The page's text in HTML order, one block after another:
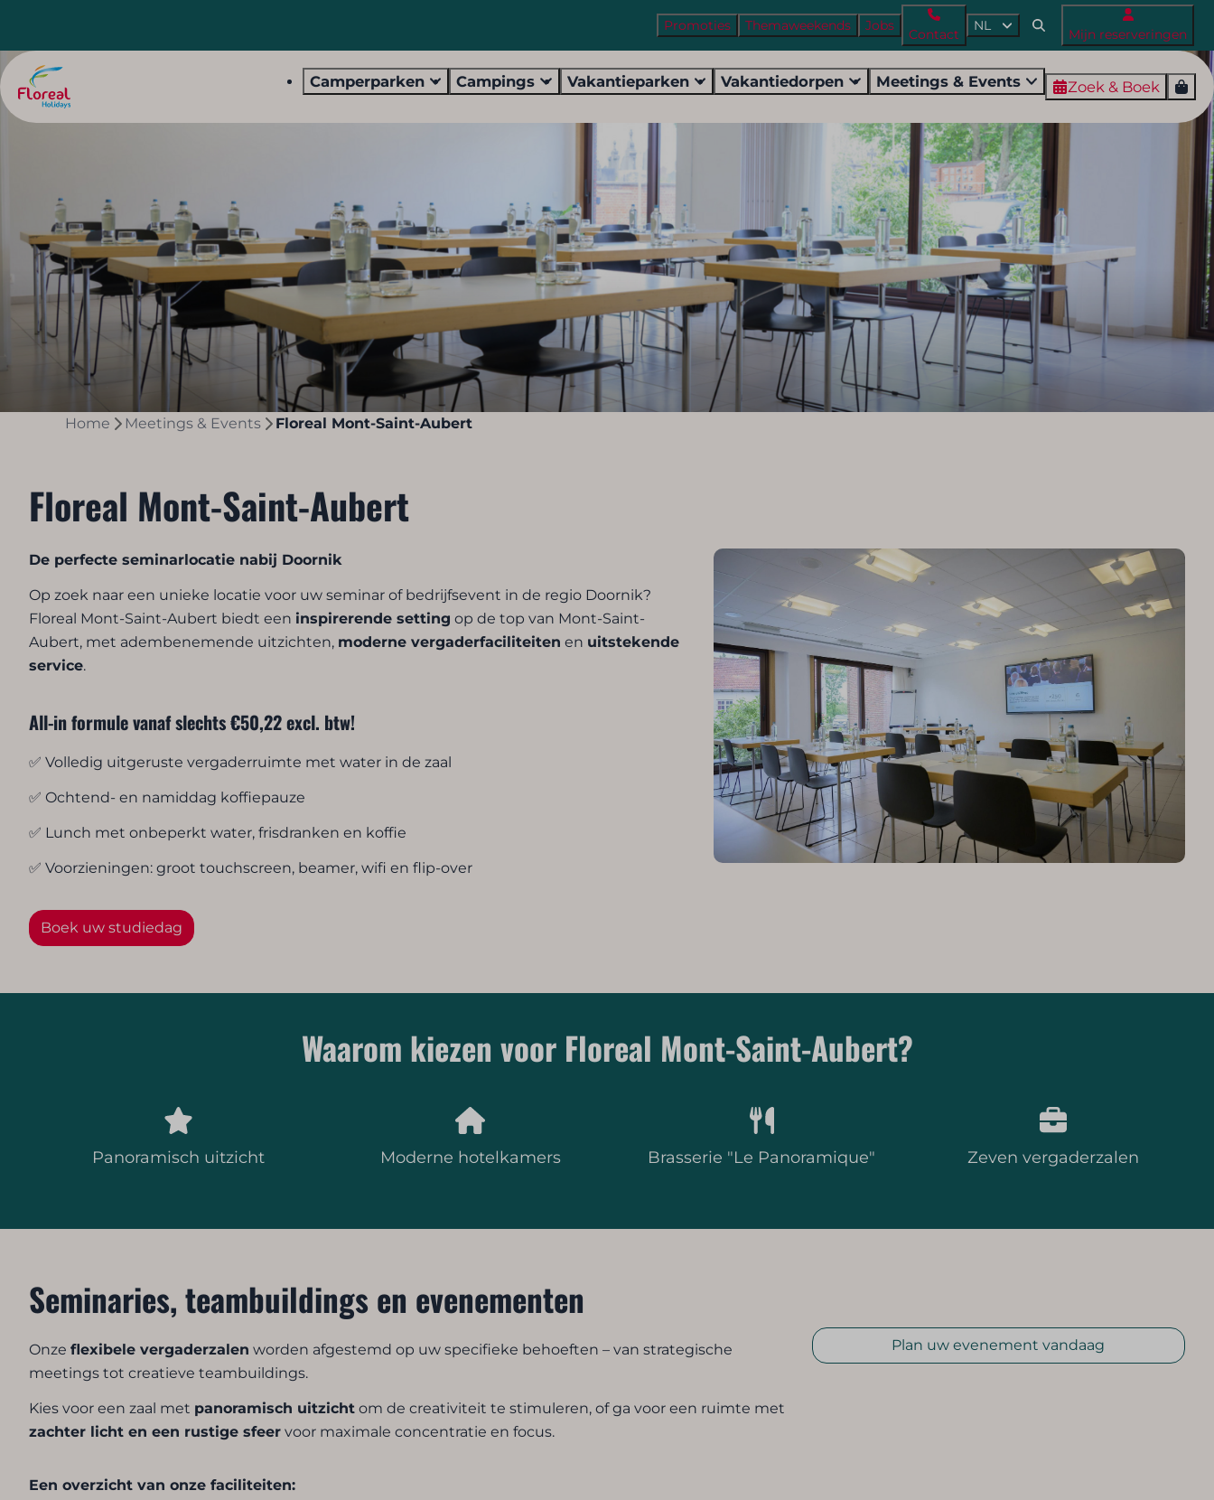
Promoties Themaweekends Jobs
Contact
NL
Mijn reserveringen
Camperparken Campings Vakantieparken Vakantiedorpen Meetings & Events Zoek & Boek
Home Meetings & Events Floreal Mont-Saint-Aubert
Floreal Mont-Saint-Aubert
De perfecte seminarlocatie nabij Doornik
Op zoek naar een unieke locatie voor uw seminar of bedrijfsevent in de regio Doornik?
Floreal Mont-Saint-Aubert biedt een inspirerende setting op de top van Mont-Saint-
Aubert, met adembenemende uitzichten, moderne vergaderfaciliteiten en uitstekende
service.
All-in formule vanaf slechts €50,22 excl. btw!
✅ Volledig uitgeruste vergaderruimte met water in de zaal
✅ Ochtend- en namiddag koffiepauze
✅ Lunch met onbeperkt water, frisdranken en koffie
✅ Voorzieningen: groot touchscreen, beamer, wifi en flip-over
Boek uw studiedag
Waarom kiezen voor Floreal Mont-Saint-Aubert?
Panoramisch uitzicht Moderne hotelkamers Brasserie "Le Panoramique" Zeven vergaderzalen
Seminaries, teambuildings en evenementen
Onzeflexibele vergaderzalen worden afgestemd op uw specifieke behoeften – van strategische
meetings tot creatieve teambuildings.
Kies voor een zaal met panoramisch uitzicht om de creativiteit te stimuleren, of ga voor een ruimte met
zachter licht en een rustige sfeer voor maximale concentratie en focus.
Een overzicht van onze faciliteiten:
Plan uw evenement vandaag